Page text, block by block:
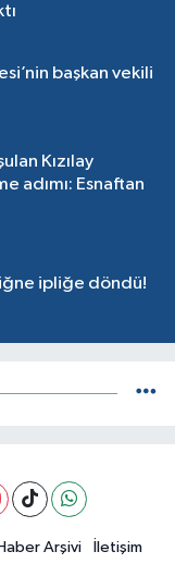
başkan vekili
Kızılay
adımı: Esnaftan
iğne ipliğe döndü!
Arşivi İletişim